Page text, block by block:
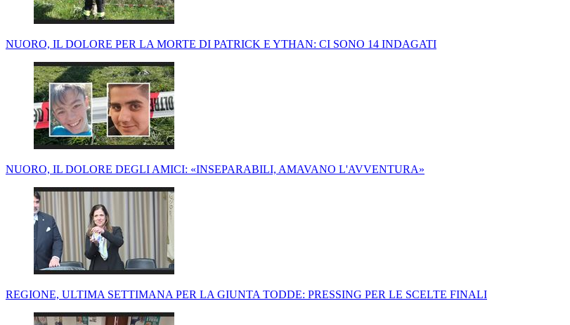
NUORO, IL DOLORE PER LA MORTE DI PATRICK E YTHAN: CI SONO 14 INDAGATI
NUORO, IL DOLORE DEGLI AMICI: «INSEPARABILI, AMAVANO L'AVVENTURA»
REGIONE, ULTIMA SETTIMANA PER LA GIUNTA TODDE: PRESSING PER LE SCELTE FINALI